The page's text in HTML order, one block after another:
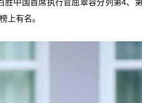
胜中国首席执行官屈翠容分列第4、
上有名。